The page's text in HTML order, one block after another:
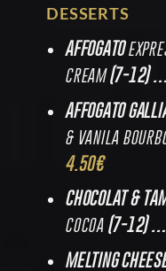
DESSERTS
AFFOGATO
CREAM(7-12) …
AFFOGATO
& VANILA
4.50€
CHOCOLAT &
COCOA (7-12) …
MELTING